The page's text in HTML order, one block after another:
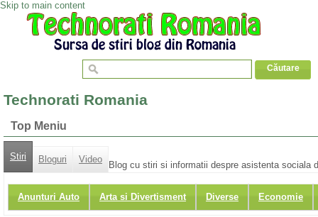
Skip to main content
Technorati Romania
Top Meniu
Stiri Bloguri Video
Anunturi Auto Arta si Divertisment Diverse Economie
Blog cu stiri si informatii despre asistenta sociala